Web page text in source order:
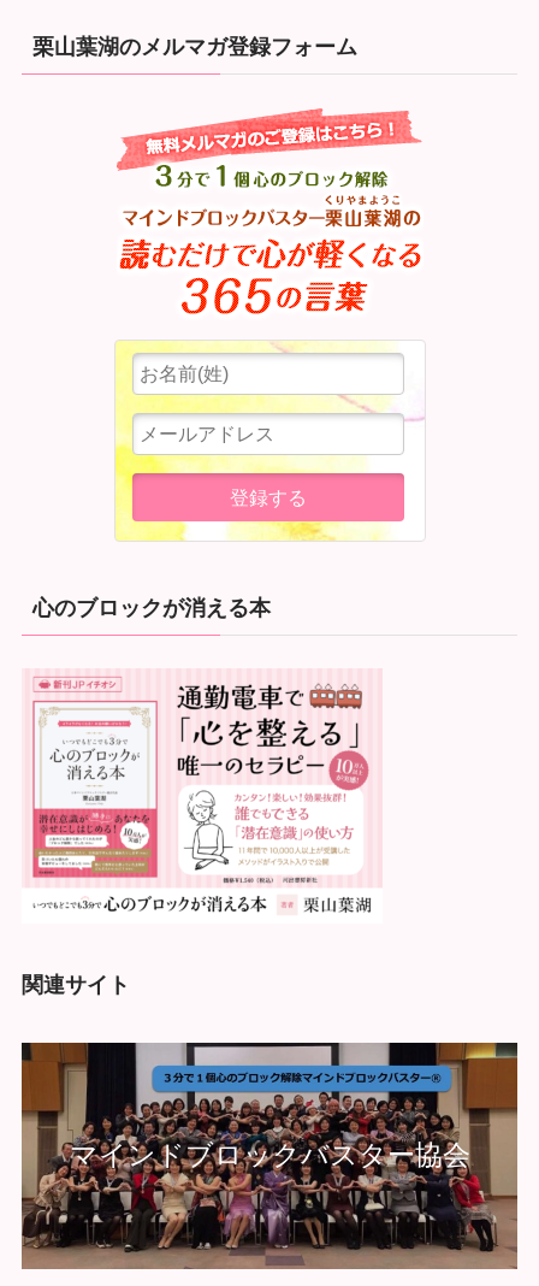
栗山葉湖のメルマガ登録フォーム
心のブロックが消える本
関連サイト
マインドブロックバスター協会